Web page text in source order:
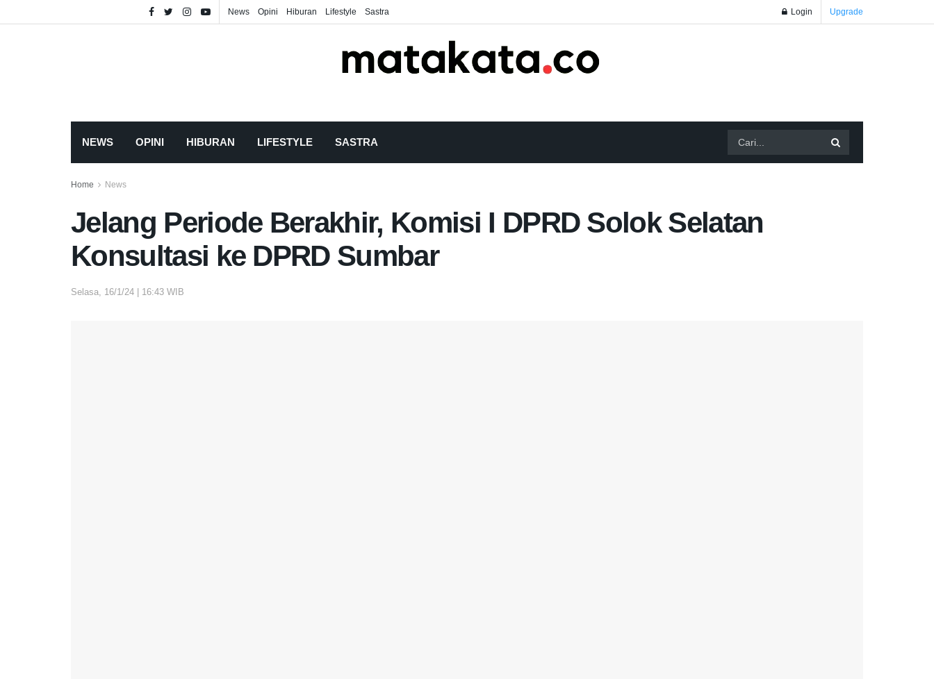
News Opini Hiburan Lifestyle Sastra Login Upgrade
NEWS OPINI HIBURAN LIFESTYLE SASTRA
Home News
Jelang Periode Berakhir, Komisi I DPRD Solok Selatan
Konsultasi ke DPRD Sumbar
Selasa, 16/1/24 | 16:43 WIB